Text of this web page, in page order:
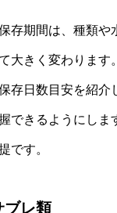
存期間は、種類や
大きく変わります
存日数目安を紹介
できるようにしま
です。
ブレ類